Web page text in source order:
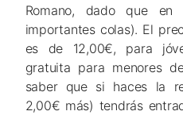
Romano, dado que
importantes colas). El
es de 12,00€, para
gratuita para menores
saber que si haces la
2,00€ más) tendrás